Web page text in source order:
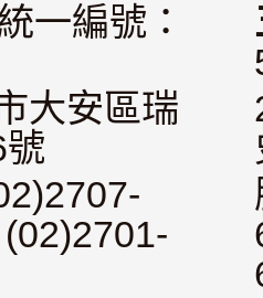
一編號：
大安區瑞